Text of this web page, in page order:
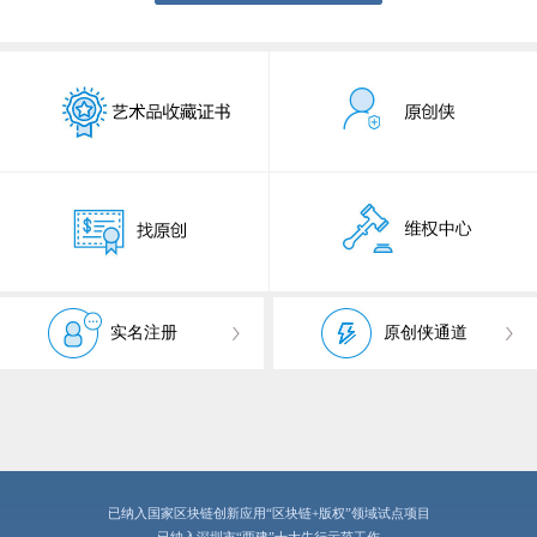
实名注册 原创侠通道
已纳入国家区块链创新应用“区块链+版权”领域试点项目